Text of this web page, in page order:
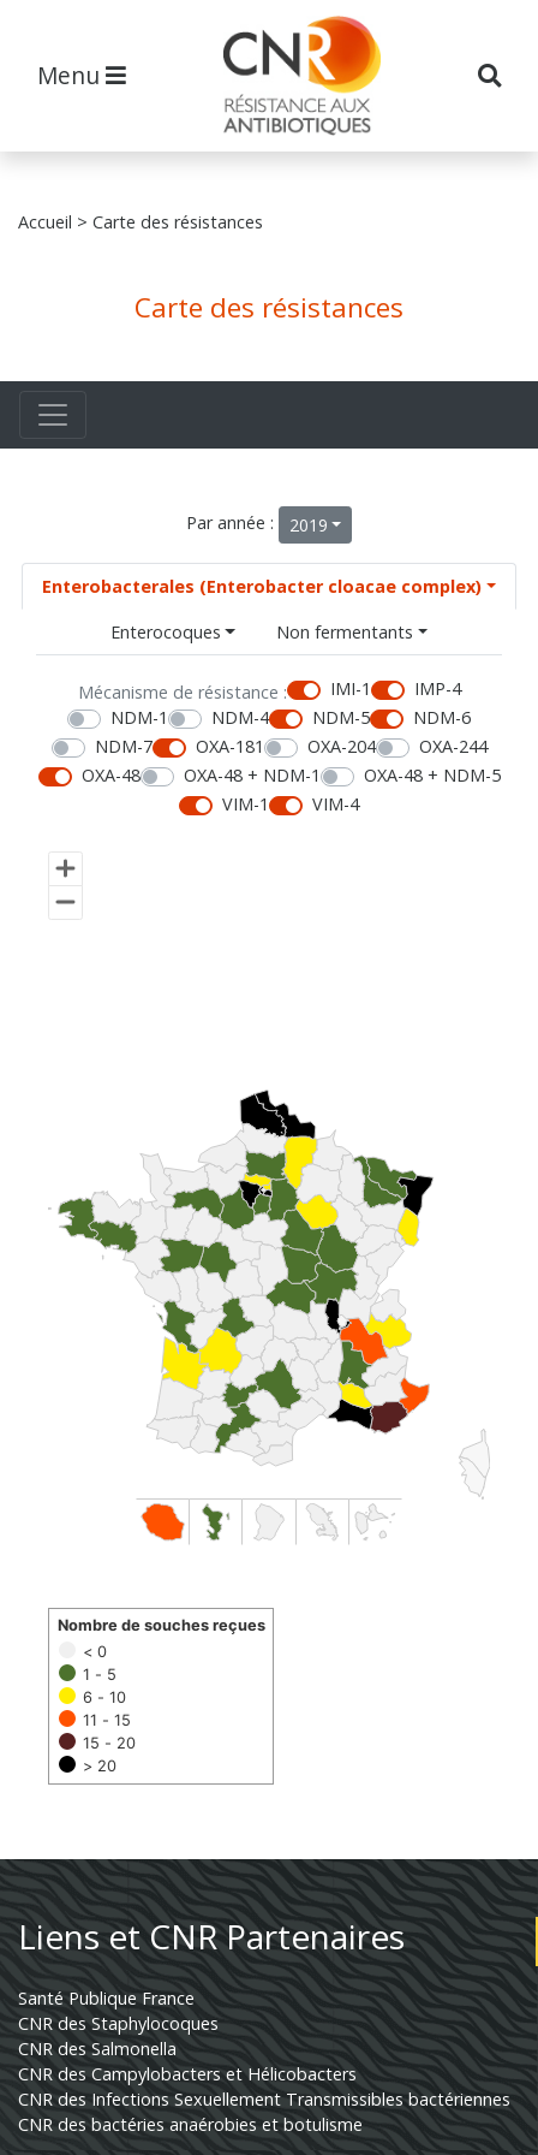
Menu
Accueil > Carte des résistances
Carte des résistances
Par année : 2019
Enterobacterales (Enterobacter cloacae complex)
Enterocoques
Non fermentants
Mécanisme de résistance : IMI-1
IMP-4
NDM-1
NDM-4 NDM-5
NDM-6
NDM-7
OXA-181 OXA-204
OXA-244
OXA-48
OXA-48 + NDM-1
OXA-48 + NDM-5
VIM-1
VIM-4
< 0
1 - 5
6 - 10
11 - 15
15 - 20
> 20
Nombre de souches reçues
Liens et CNR Partenaires
Santé Publique France
CNR des Staphylocoques
CNR des Salmonella
CNR des Campylobacters et Hélicobacters
CNR des Infections Sexuellement Transmissibles bactériennes
CNR des bactéries anaérobies et botulisme